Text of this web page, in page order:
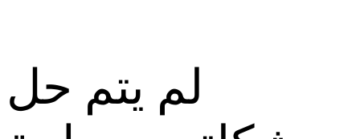
لم يتم حل